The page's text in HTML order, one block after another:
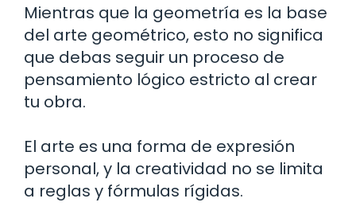
Mientras que la geometría es la base
del arte geométrico, esto no significa
que debas seguir un proceso de
pensamiento lógico estricto al crear
tu obra.
El arte es una forma de expresión
personal, y la creatividad no se limita
a reglas y fórmulas rígidas.